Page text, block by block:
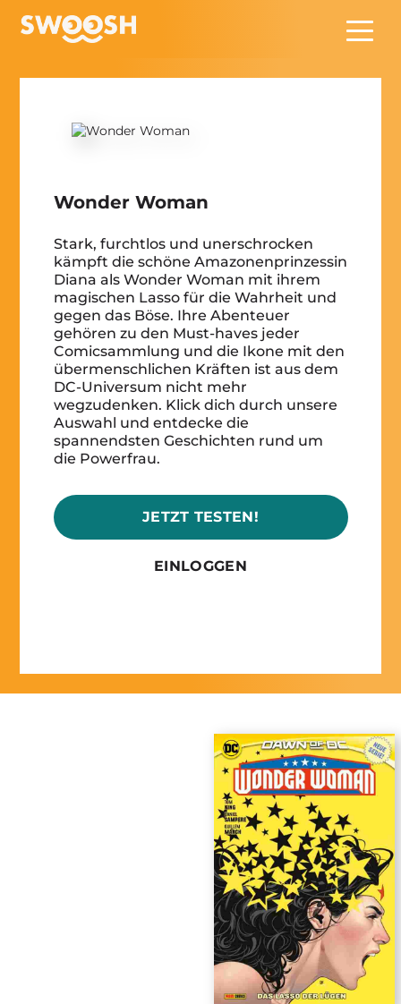
Wonder Woman
Stark, furchtlos und unerschrocken
kämpft die schöne Amazonenprinzessin
Diana als Wonder Woman mit ihrem
magischen Lasso für die Wahrheit und
gegen das Böse. Ihre Abenteuer
gehören zu den Must-haves jeder
Comicsammlung und die Ikone mit den
übermenschlichen Kräften ist aus dem
DC-Universum nicht mehr
wegzudenken. Klick dich durch unsere
Auswahl und entdecke die
spannendsten Geschichten rund um
die Powerfrau.
JETZT TESTEN!
EINLOGGEN